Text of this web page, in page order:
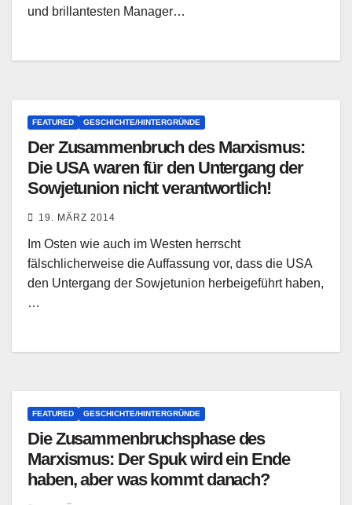
und brillantesten Manager…
FEATURED GESCHICHTE/HINTERGRÜNDE
Der Zusammenbruch des Marxismus:
Die USA waren für den Untergang der
Sowjetunion nicht verantwortlich!
19. MÄRZ 2014
Im Osten wie auch im Westen herrscht
fälschlicherweise die Auffassung vor, dass die USA
den Untergang der Sowjetunion herbeigeführt haben,
…
FEATURED GESCHICHTE/HINTERGRÜNDE
Die Zusammenbruchsphase des
Marxismus: Der Spuk wird ein Ende
haben, aber was kommt danach?